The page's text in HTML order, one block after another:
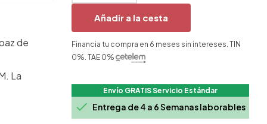
de
La
Añadir a la cesta
Financia tu compra en 6 meses sin intereses. TIN
0%. TAE 0%
Envío GRATIS Servicio Estándar
 Entrega de 4 a 6 Semanas laborables